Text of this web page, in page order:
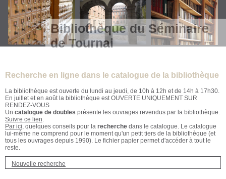
Bibliothèque du Séminaire
de Tournai
Recherche en ligne dans le catalogue de la bibliothèque
La bibliothèque est ouverte du lundi au jeudi, de 10h à 12h et de 14h à 17h30.
En juillet et en août la bibliothèque est OUVERTE UNIQUEMENT SUR
RENDEZ-VOUS
Un catalogue de doubles présente les ouvrages revendus par la bibliothèque.
Suivre ce lien.
Par ici, quelques conseils pour la recherche dans le catalogue. Le catalogue
lui-même ne comprend pour le moment qu'un petit tiers de la bibliothèque (et
tous les ouvrages depuis 1990). Le fichier papier permet d'accéder à tout le
reste.
Nouvelle recherche